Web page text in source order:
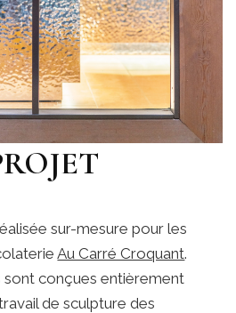
sur-mesure pour les
Au Carré Croquant.
conçues entièrement
de sculpture des